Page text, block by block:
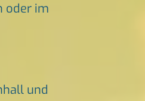
oder im
und